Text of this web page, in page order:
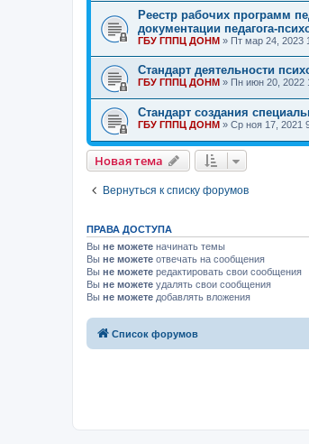
Реестр рабочих программ
документации педагога-
ГБУ ГППЦ ДОНМ » Пт мар 24, 2023
Стандарт деятельности
ГБУ ГППЦ ДОНМ » Пн июн 20, 2022
Стандарт создания
ГБУ ГППЦ ДОНМ » Ср ноя 17, 2021
Новая тема
Вернуться к списку форумов
ПРАВА ДОСТУПА
Вы не можете начинать темы
Вы не можете отвечать на сообщения
Вы не можете редактировать свои сообщения
Вы не можете удалять свои сообщения
Вы не можете добавлять вложения
Список форумов